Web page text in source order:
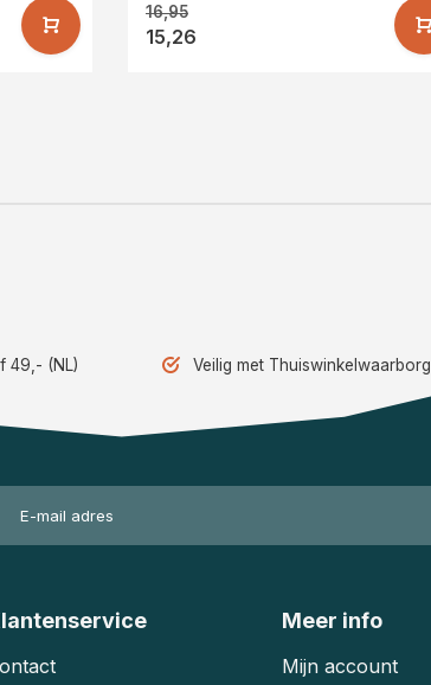
16,95
15,26
49,- (NL) Veilig met Thuiswinkelwaarborg
Meer info
Mijn account